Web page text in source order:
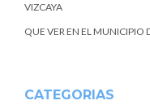
VIZCAYA
QUE VER EN EL MUNICIPIO
CATEGORIAS